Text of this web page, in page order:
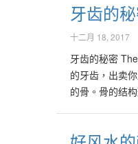
对他人及自身
的的好名字。
战战兢兢，终
能帮助众人。
意义深厚。 可
后容易产生困
牙齿的
十二月 18, 2017
牙齿的秘密
的牙齿，出卖
的骨。骨的结
有关一项不知